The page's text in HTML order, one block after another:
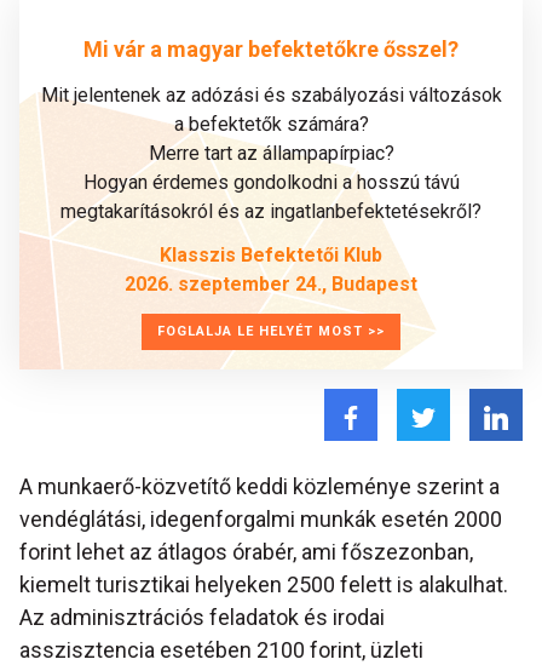
Mi vár a magyar befektetőkre ősszel?
Mit jelentenek az adózási és szabályozási változások
a befektetők számára?
Merre tart az állampapírpiac?
Hogyan érdemes gondolkodni a hosszú távú
megtakarításokról és az ingatlanbefektetésekről?
Klasszis Befektetői Klub
2026. szeptember 24., Budapest
FOGLALJA LE HELYÉT MOST >>
A munkaerő-közvetítő keddi közleménye szerint a
vendéglátási, idegenforgalmi munkák esetén 2000
forint lehet az átlagos órabér, ami főszezonban,
kiemelt turisztikai helyeken 2500 felett is alakulhat.
Az adminisztrációs feladatok és irodai
asszisztencia esetében 2100 forint, üzleti